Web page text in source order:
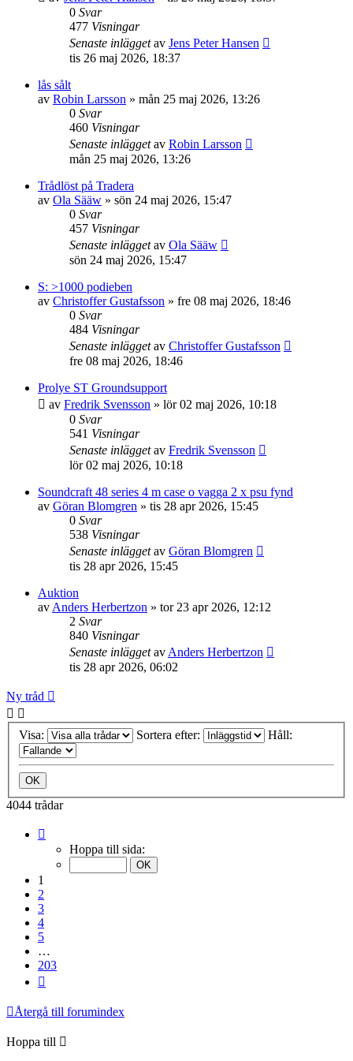
0 Svar
477 Visningar
Senaste inläggetav Jens Peter Hansen
tis 26 maj 2026, 18:37
lås sålt
av Robin Larsson » mån 25 maj 2026, 13:26
0 Svar
460 Visningar
Senaste inläggetav Robin Larsson
mån 25 maj 2026, 13:26
Trådlöst på Tradera
av Ola Sääw » sön 24 maj 2026, 15:47
0 Svar
457 Visningar
Senaste inläggetav Ola Sääw
sön 24 maj 2026, 15:47
S: >1000 podieben
av Christoffer Gustafsson » fre 08 maj 2026, 18:46
0 Svar
484 Visningar
Senaste inläggetav Christoffer Gustafsson
fre 08 maj 2026, 18:46
Prolye ST Groundsupport
av Fredrik Svensson » lör 02 maj 2026, 10:18
0 Svar
541 Visningar
Senaste inläggetav Fredrik Svensson
lör 02 maj 2026, 10:18
Soundcraft 48 series 4 m case o vagga 2 x psu fynd
av Göran Blomgren » tis 28 apr 2026, 15:45
0 Svar
538 Visningar
Senaste inläggetav Göran Blomgren
tis 28 apr 2026, 15:45
Auktion
av Anders Herbertzon » tor 23 apr 2026, 12:12
2 Svar
840 Visningar
Senaste inläggetav Anders Herbertzon
tis 28 apr 2026, 06:02
Ny tråd
Visa: Sortera efter: Håll:
4044 trådar
Hoppa till sida:
1
2
3
4
5
…
203
Återgå till forumindex
Hoppa till